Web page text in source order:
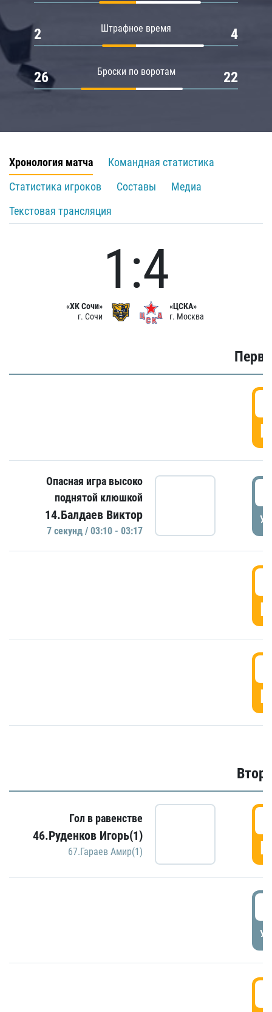
Штрафное время
2 4
Броски по воротам
26 22
Хронология матча
Командная статистика
Статистика игроков
Составы
Медиа
Текстовая трансляция
«ХК Сочи»
г. Сочи
1:4
«ЦСКА»
г. Москва
Опасная игра высоко
поднятой клюшкой
14.Балдаев Виктор
7 секунд / 03:10 - 03:17
Гол в равенстве
46.Руденков Игорь(1)
67.Гараев Амир(1)